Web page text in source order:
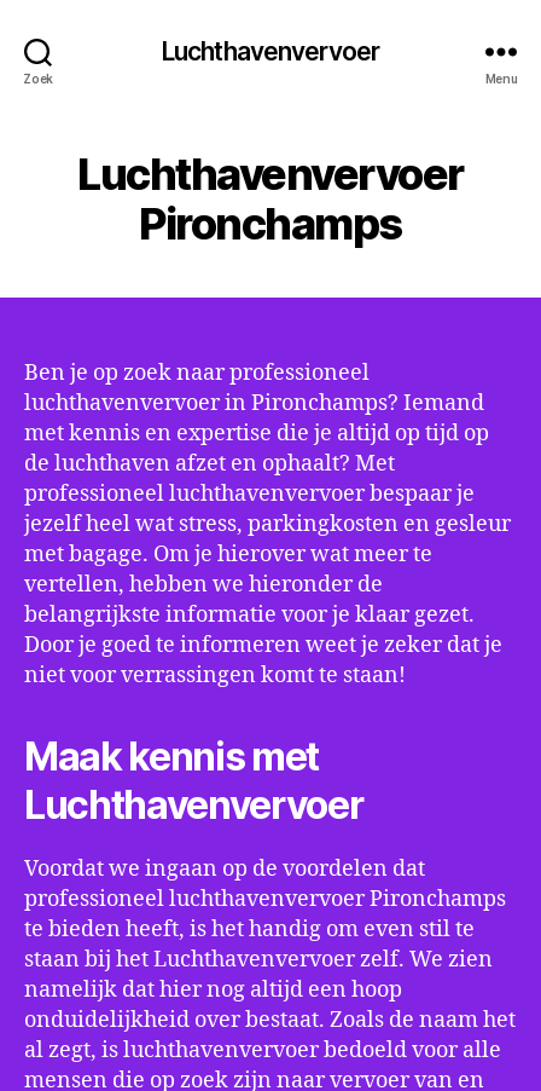
Zoek
Luchthavenvervoer
Menu
Luchthavenvervoer
Pironchamps
Ben je op zoek naar professioneel
luchthavenvervoer in Pironchamps? Iemand
met kennis en expertise die je altijd op tijd op
de luchthaven afzet en ophaalt? Met
professioneel luchthavenvervoer bespaar je
jezelf heel wat stress, parkingkosten en gesleur
met bagage. Om je hierover wat meer te
vertellen, hebben we hieronder de
belangrijkste informatie voor je klaar gezet.
Door je goed te informeren weet je zeker dat je
niet voor verrassingen komt te staan!
Maak kennis met
Luchthavenvervoer
Voordat we ingaan op de voordelen dat
professioneel luchthavenvervoer Pironchamps
te bieden heeft, is het handig om even stil te
staan bij het Luchthavenvervoer zelf. We zien
namelijk dat hier nog altijd een hoop
onduidelijkheid over bestaat. Zoals de naam het
al zegt, is luchthavenvervoer bedoeld voor alle
mensen die op zoek zijn naar vervoer van en